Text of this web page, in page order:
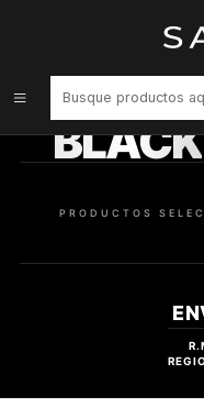
PERFUME ARMAF DUBAI
BLACK
PRODUCTOS